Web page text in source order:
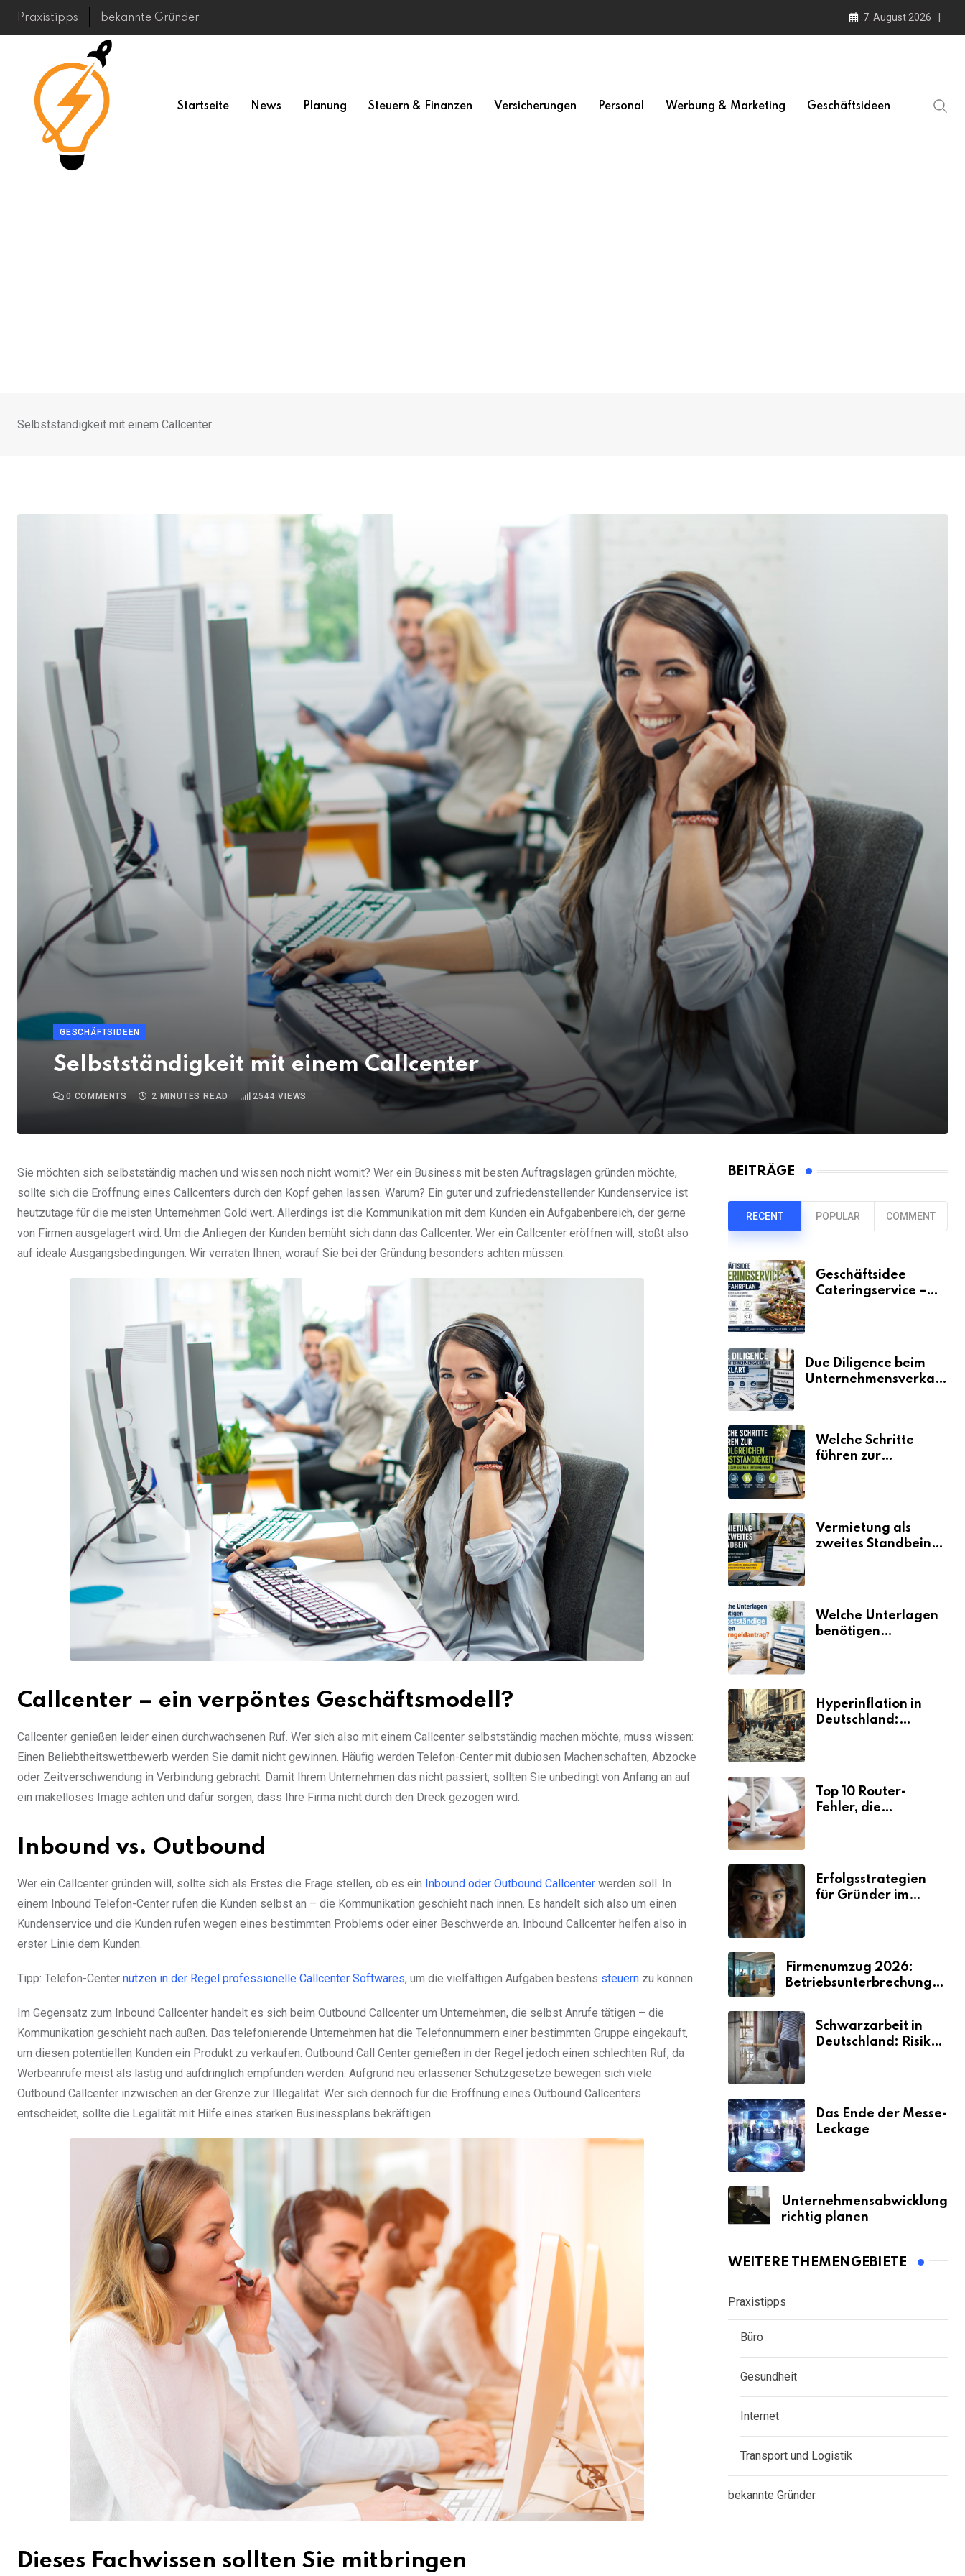
Skip
Praxistipps bekannte Gründer 7. August 2026
Startseite News Planung Steuern & Finanzen Versicherungen Personal Werbung & Marketing Geschäftsideen
Selbstständigkeit mit einem Callcenter
GESCHÄFTSIDEEN
Selbstständigkeit mit einem Callcenter
0 COMMENTS 2 MINUTES READ 2544 VIEWS
Sie möchten sich selbstständig machen und wissen noch nicht womit? Wer ein Business mit besten Auftragslagen gründen möchte,
sollte sich die Eröffnung eines Callcenters durch den Kopf gehen lassen. Warum? Ein guter und zufriedenstellender Kundenservice ist
heutzutage für die meisten Unternehmen Gold wert. Allerdings ist die Kommunikation mit dem Kunden ein Aufgabenbereich, der gerne
von Firmen ausgelagert wird. Um die Anliegen der Kunden bemüht sich dann das Callcenter. Wer ein Callcenter eröffnen will, stoßt also
auf ideale Ausgangsbedingungen. Wir verraten Ihnen, worauf Sie bei der Gründung besonders achten müssen.
Callcenter – ein verpöntes Geschäftsmodell?
Callcenter genießen leider einen durchwachsenen Ruf. Wer sich also mit einem Callcenter selbstständig machen möchte, muss wissen:
Einen Beliebtheitswettbewerb werden Sie damit nicht gewinnen. Häufig werden Telefon-Center mit dubiosen Machenschaften, Abzocke
oder Zeitverschwendung in Verbindung gebracht. Damit Ihrem Unternehmen das nicht passiert, sollten Sie unbedingt von Anfang an auf
ein makelloses Image achten und dafür sorgen, dass Ihre Firma nicht durch den Dreck gezogen wird.
Inbound vs. Outbound
Wer ein Callcenter gründen will, sollte sich als Erstes die Frage stellen, ob es ein Inbound oder Outbound Callcenter werden soll. In
einem Inbound Telefon-Center rufen die Kunden selbst an – die Kommunikation geschieht nach innen. Es handelt sich also um einen
Kundenservice und die Kunden rufen wegen eines bestimmten Problems oder einer Beschwerde an. Inbound Callcenter helfen also in
erster Linie dem Kunden.
Tipp: Telefon-Center nutzen in der Regel professionelle Callcenter Softwares, um die vielfältigen Aufgaben bestens steuern zu können.
Im Gegensatz zum Inbound Callcenter handelt es sich beim Outbound Callcenter um Unternehmen, die selbst Anrufe tätigen – die
Kommunikation geschieht nach außen. Das telefonierende Unternehmen hat die Telefonnummern einer bestimmten Gruppe eingekauft,
um diesen potentiellen Kunden ein Produkt zu verkaufen. Outbound Call Center genießen in der Regel jedoch einen schlechten Ruf, da
Werbeanrufe meist als lästig und aufdringlich empfunden werden. Aufgrund neu erlassener Schutzgesetze bewegen sich viele
Outbound Callcenter inzwischen an der Grenze zur Illegalität. Wer sich dennoch für die Eröffnung eines Outbound Callcenters
entscheidet, sollte die Legalität mit Hilfe eines starken Businessplans bekräftigen.
Dieses Fachwissen sollten Sie mitbringen
BEITRÄGE
RECENT POPULAR COMMENT
Geschäftsidee
Cateringservice –
Due Diligence beim
Unternehmensverkauf
Welche Schritte
führen zur
Vermietung als
zweites Standbein:
Umsätze machen
Welche Unterlagen
benötigen
Hyperinflation in
Deutschland:
Top 10 Router-
Fehler, die
Erfolgsstrategien
für Gründer im
Firmenumzug 2026:
Betriebsunterbrechungen
Schwarzarbeit in
Deutschland: Risiken
Das Ende der Messe-
Leckage
Unternehmensabwicklung
richtig planen
WEITERE THEMENGEBIETE
Praxistipps
Büro
Gesundheit
Internet
Transport und Logistik
bekannte Gründer